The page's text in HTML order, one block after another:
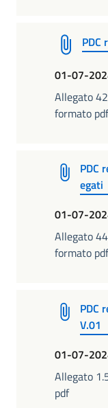
PDC
01-07-
Allegato
formato pdf
PDC
egati
01-07-
Allegato
formato pdf
PDC
V.01
01-07-
Allegato
pdf